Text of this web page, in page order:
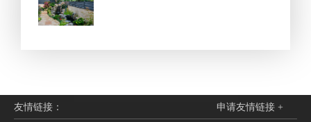
友情链接： 申请友情链接 +